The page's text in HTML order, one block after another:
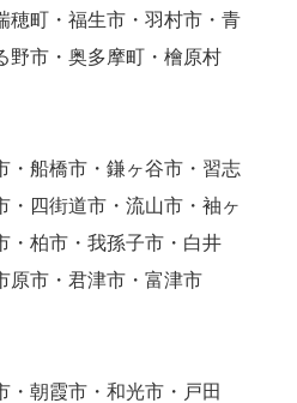
穂町・福生市・羽村市・青
野市・奥多摩町・檜原村
・船橋市・鎌ヶ谷市・習志
・四街道市・流山市・袖ヶ
・柏市・我孫子市・白井
原市・君津市・富津市
・朝霞市・和光市・戸田